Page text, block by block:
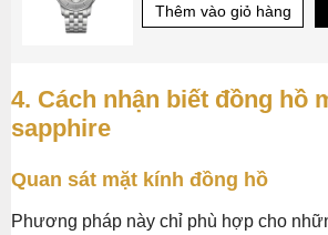
Thêm vào giỏ hàng
4. Cách nhận biết đồng hồ
sapphire
Quan sát mặt kính đồng hồ
Phương pháp này chỉ phù hợp cho